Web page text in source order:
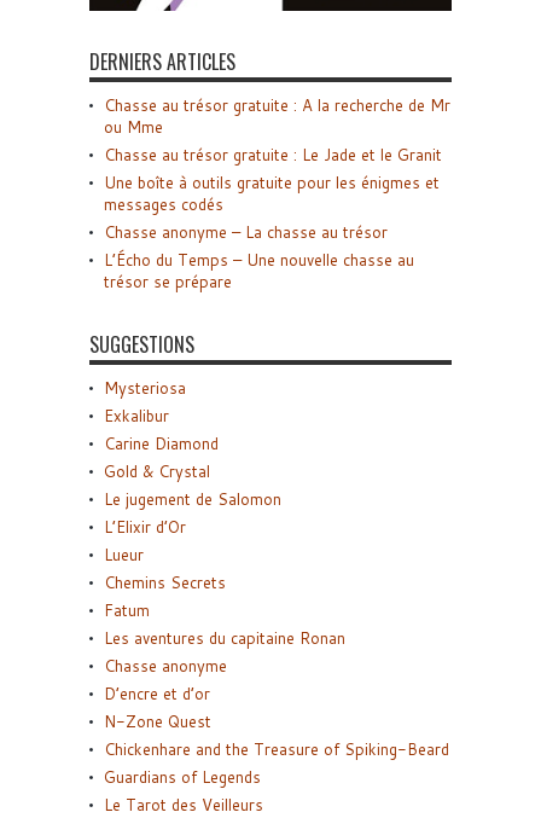
DERNIERS ARTICLES
Chasse au trésor gratuite : A la recherche de Mr
ou Mme
Chasse au trésor gratuite : Le Jade et le Granit
Une boîte à outils gratuite pour les énigmes et
messages codés
Chasse anonyme – La chasse au trésor
L’Écho du Temps – Une nouvelle chasse au
trésor se prépare
SUGGESTIONS
Mysteriosa
Exkalibur
Carine Diamond
Gold & Crystal
Le jugement de Salomon
L’Elixir d’Or
Lueur
Chemins Secrets
Fatum
Les aventures du capitaine Ronan
Chasse anonyme
D’encre et d’or
N-Zone Quest
Chickenhare and the Treasure of Spiking-Beard
Guardians of Legends
Le Tarot des Veilleurs